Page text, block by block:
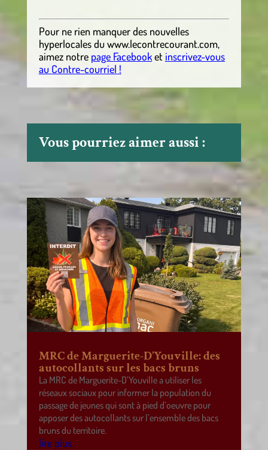
Pour ne rien manquer des nouvelles
hyperlocalesdu www.lecontrecourant.com,
aimez notre page Facebooket inscrivez-vous
au Contre-courriel !
Vous pourriez aimer aussi :
MRC de Marguerite-D’Youville: des
autocollants sur les bacs bruns
La MRC de Marguerite-D’Youville a utiliser les
réseaux sociaux pour informer la population du
passage de jeunes qui sont à pied d’oeuvre pour
apposer des autocollants sur l’ensemble des bacs
bruns du territoire.
lire plus